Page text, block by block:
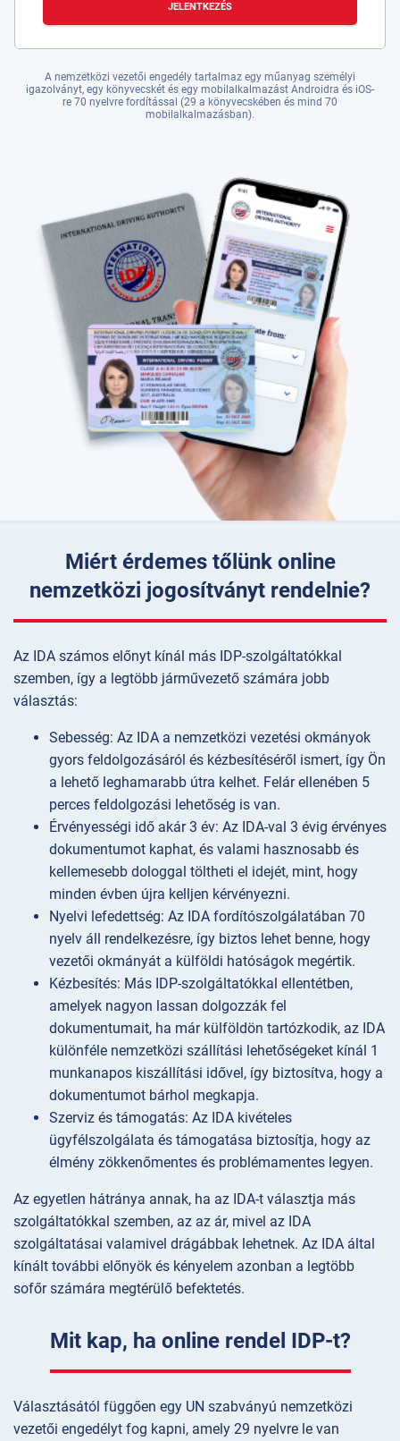
JELENTKEZÉS
A nemzetközi vezetői engedély tartalmaz egy műanyag személyi
igazolványt, egy könyvecskét és egy mobilalkalmazást Androidra és iOS-
re 70 nyelvre fordítással (29 a könyvecskében és mind 70
mobilalkalmazásban).
Miért érdemes tőlünk online
nemzetközi jogosítványt rendelnie?
Az IDA számos előnyt kínál más IDP-szolgáltatókkal
szemben, így a legtöbb járművezető számára jobb
választás:
Sebesség: Az IDA a nemzetközi vezetési okmányok
gyors feldolgozásáról és kézbesítéséről ismert, így Ön
a lehető leghamarabb útra kelhet. Felár ellenében 5
perces feldolgozási lehetőség is van.
Érvényességi idő akár 3 év: Az IDA-val 3 évig érvényes
dokumentumot kaphat, és valami hasznosabb és
kellemesebb dologgal töltheti el idejét, mint, hogy
minden évben újra kelljen kérvényezni.
Nyelvi lefedettség: Az IDA fordítószolgálatában 70
nyelv áll rendelkezésre, így biztos lehet benne, hogy
vezetői okmányát a külföldi hatóságok megértik.
Kézbesítés: Más IDP-szolgáltatókkal ellentétben,
amelyek nagyon lassan dolgozzák fel
dokumentumait, ha már külföldön tartózkodik, az IDA
különféle nemzetközi szállítási lehetőségeket kínál 1
munkanapos kiszállítási idővel, így biztosítva, hogy a
dokumentumot bárhol megkapja.
Szerviz és támogatás: Az IDA kivételes
ügyfélszolgálata és támogatása biztosítja, hogy az
élmény zökkenőmentes és problémamentes legyen.
Az egyetlen hátránya annak, ha az IDA-t választja más
szolgáltatókkal szemben, az az ár, mivel az IDA
szolgáltatásai valamivel drágábbak lehetnek. Az IDA által
kínált további előnyök és kényelem azonban a legtöbb
sofőr számára megtérülő befektetés.
Mit kap, ha online rendel IDP-t?
Választásától függően egy UN szabványú nemzetközi
vezetői engedélyt fog kapni, amely 29 nyelvre le van